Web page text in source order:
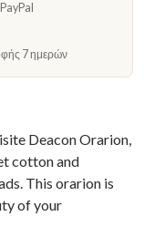
7 ημερών
Deacon Orarion,
cotton and
This orarion is
of your